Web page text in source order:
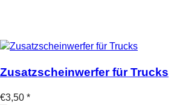
Zusatzscheinwerfer für Trucks
€3,50 *